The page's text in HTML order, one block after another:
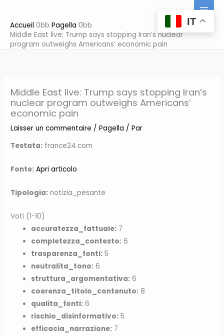
contenu
Accueil
Pagella
Middle East live: Trump says stopping Iran’s nuclear
program outweighs Americans’ economic pain
Middle East live: Trump says stopping Iran’s
nuclear program outweighs Americans’
economic pain
Laisser un commentaire /Pagella / Par
Testata: france24.com
Fonte: Apri articolo
Tipologia: notizia_pesante
Voti (1-10)
accuratezza_fattuale: 7
completezza_contesto: 6
trasparenza_fonti: 5
neutralita_tono: 6
struttura_argomentativa: 6
coerenza_titolo_contenuto: 8
qualita_fonti: 6
rischio_disinformativo: 5
efficacia_narrazione: 7
IT